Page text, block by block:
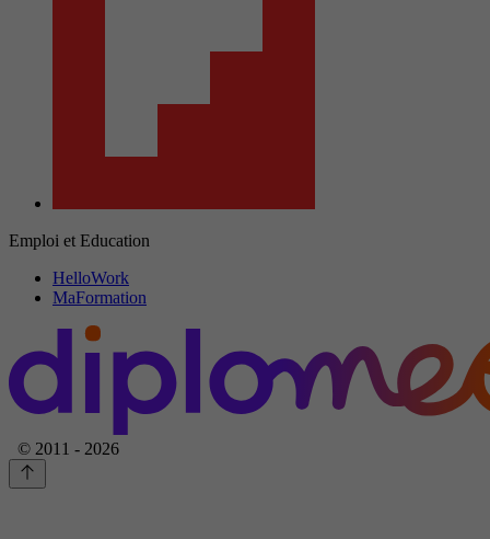
Emploi et Education
HelloWork
MaFormation
© 2011 - 2026